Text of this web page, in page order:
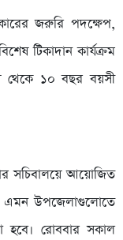
জরুরি পদক্ষেপ,
টিকাদান কার্যক্রম
থেকে ১০ বছর বয়সী
সচিবালয়ে আয়োজিত
এমন উপজেলাগুলোতে
হবে। রোববার সকাল